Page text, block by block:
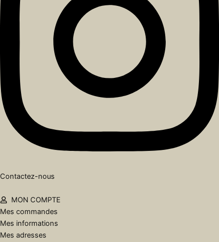
Contactez-nous
MON COMPTE
Mes commandes
Mes informations
Mes adresses